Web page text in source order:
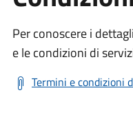
Per conoscere i
e le condizioni di
Termini e condizioni